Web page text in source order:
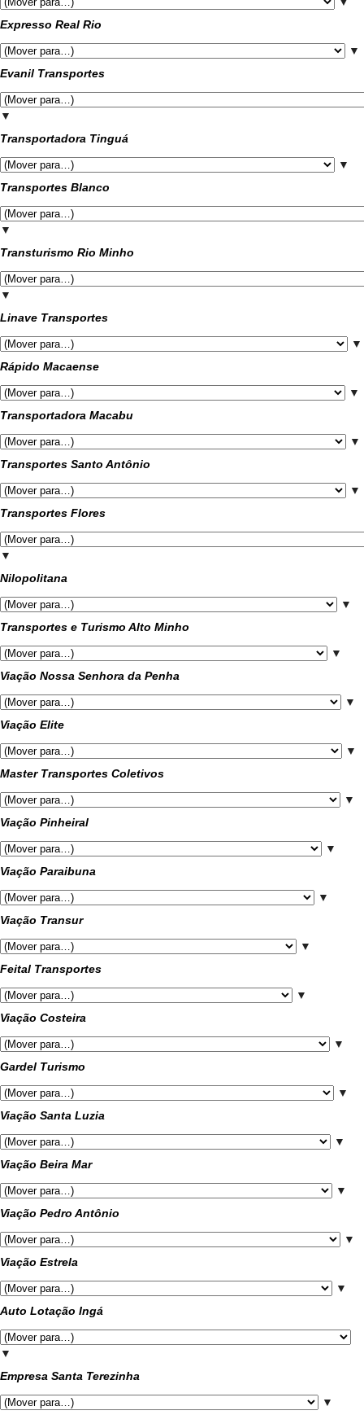
Expresso Real Rio
▼
Evanil Transportes
▼
Transportadora Tinguá
▼
Transportes Blanco
▼
Transturismo Rio Minho
▼
Linave Transportes
▼
Rápido Macaense
▼
Transportadora Macabu
▼
Transportes Santo Antônio
▼
Transportes Flores
▼
Nilopolitana
▼
Transportes e Turismo Alto Minho
▼
Viação Nossa Senhora da Penha
▼
Viação Elite
▼
Master Transportes Coletivos
▼
Viação Pinheiral
▼
Viação Paraibuna
▼
Viação Transur
▼
Feital Transportes
▼
Viação Costeira
▼
Gardel Turismo
▼
Viação Santa Luzia
▼
Viação Beira Mar
▼
Viação Pedro Antônio
▼
Viação Estrela
▼
Auto Lotação Ingá
▼
Empresa Santa Terezinha
▼